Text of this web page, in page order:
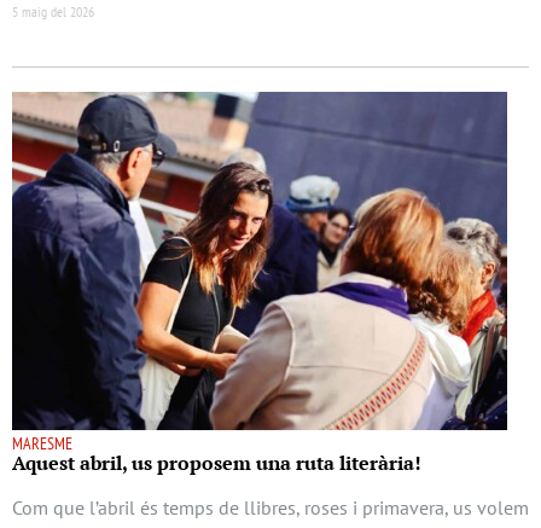
5 maig del 2026
MARESME
Aquest abril, us proposem una ruta literària!
Com que l’abril és temps de llibres, roses i primavera, us volem